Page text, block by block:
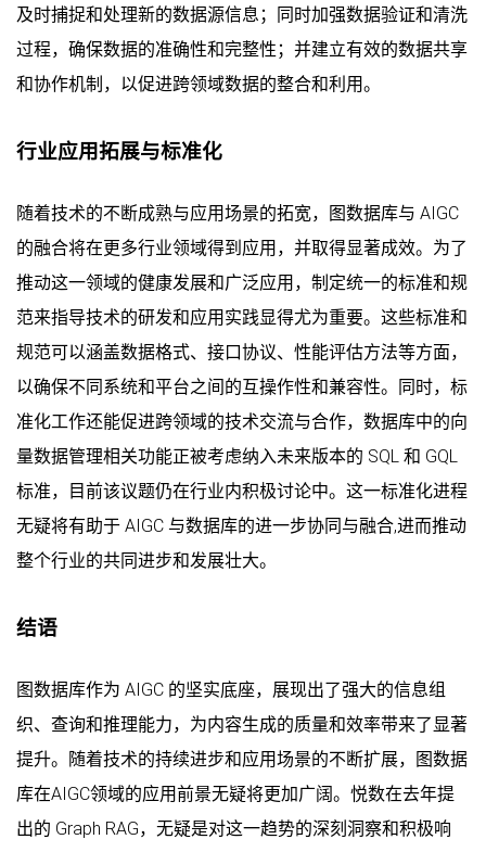
及时捕捉和处理新的数据源信息；同时加强数据验证和清洗
过程，确保数据的准确性和完整性；并建立有效的数据共享
和协作机制，以促进跨领域数据的整合和利用。
行业应用拓展与标准化
随着技术的不断成熟与应用场景的拓宽，图数据库与 AIGC
的融合将在更多行业领域得到应用，并取得显著成效。为了
推动这一领域的健康发展和广泛应用，制定统一的标准和规
范来指导技术的研发和应用实践显得尤为重要。这些标准和
规范可以涵盖数据格式、接口协议、性能评估方法等方面，
以确保不同系统和平台之间的互操作性和兼容性。同时，标
准化工作还能促进跨领域的技术交流与合作，数据库中的向
量数据管理相关功能正被考虑纳入未来版本的 SQL 和 GQL
标准，目前该议题仍在行业内积极讨论中。这一标准化进程
无疑将有助于 AIGC 与数据库的进一步协同与融合,进而推动
整个行业的共同进步和发展壮大。
结语
图数据库作为 AIGC 的坚实底座，展现出了强大的信息组
织、查询和推理能力，为内容生成的质量和效率带来了显著
提升。随着技术的持续进步和应用场景的不断扩展，图数据
库在AIGC领域的应用前景无疑将更加广阔。悦数在去年提
出的 Graph RAG，无疑是对这一趋势的深刻洞察和积极响